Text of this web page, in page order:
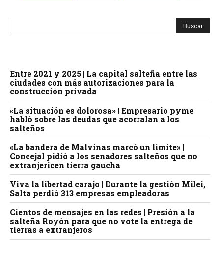
Entre 2021 y 2025 | La capital salteña entre las
ciudades con más autorizaciones para la
construcción privada
«La situación es dolorosa» | Empresario pyme
habló sobre las deudas que acorralan a los
salteños
«La bandera de Malvinas marcó un límite» |
Concejal pidió a los senadores salteños que no
extranjericen tierra gaucha
Viva la libertad carajo | Durante la gestión Milei,
Salta perdió 313 empresas empleadoras
Cientos de mensajes en las redes | Presión a la
salteña Royón para que no vote la entrega de
tierras a extranjeros